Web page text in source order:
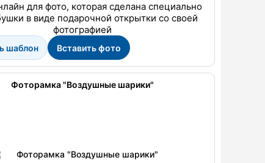
для фото, которая сделана специально
в виде подарочной открытки со своей
фотографией
шаблон Вставить фото
Фоторамка "Воздушные шарики"